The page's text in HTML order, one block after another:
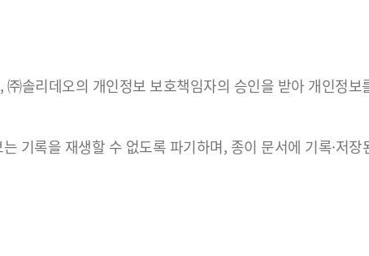
솔리데오의 개인정보 보호책임자의 승인을 받아 개인정보
기록을 재생할 수 없도록 파기하며, 종이 문서에 기록·저